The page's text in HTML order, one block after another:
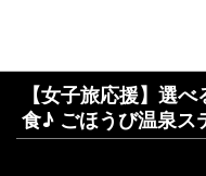
【女子旅応援】選
食♪ ごほうび温泉ス